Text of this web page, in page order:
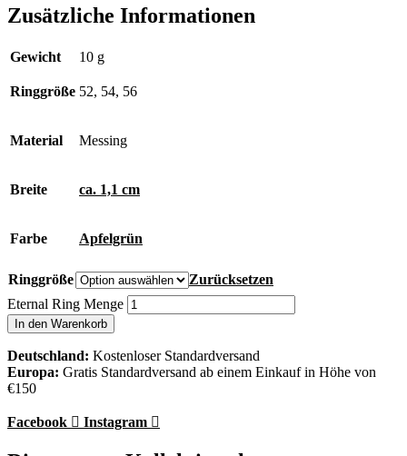
Zusätzliche Informationen
Gewicht 10 g
Ringgröße 52, 54, 56
Material Messing
Breite ca. 1,1 cm
Farbe Apfelgrün
Ringgröße
Zurücksetzen
Eternal Ring Menge
In den Warenkorb
Deutschland: Kostenloser Standardversand
Europa: Gratis Standardversand ab einem Einkauf in Höhe von
€150
Facebook Instagram